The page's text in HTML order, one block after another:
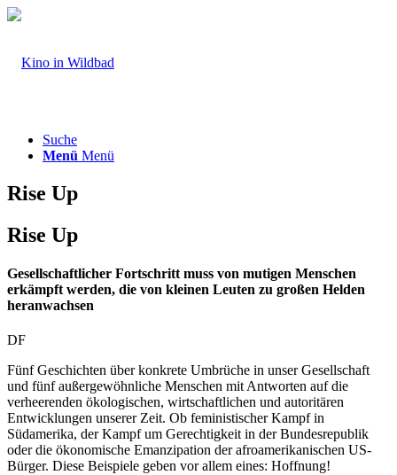
Suche
Menü Menü
Rise Up
Rise Up
Gesellschaftlicher Fortschritt muss von mutigen Menschen
erkämpft werden, die von kleinen Leuten zu großen Helden
heranwachsen
DF
Fünf Geschichten über konkrete Umbrüche in unser Gesellschaft
und fünf außergewöhnliche Menschen mit Antworten auf die
verheerenden ökologischen, wirtschaftlichen und autoritären
Entwicklungen unserer Zeit. Ob feministischer Kampf in
Südamerika, der Kampf um Gerechtigkeit in der Bundesrepublik
oder die ökonomische Emanzipation der afroamerikanischen US-
Bürger. Diese Beispiele geben vor allem eines: Hoffnung!